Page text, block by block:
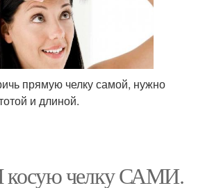
прямую челку самой, нужно
и длиной.
челку САМИ.